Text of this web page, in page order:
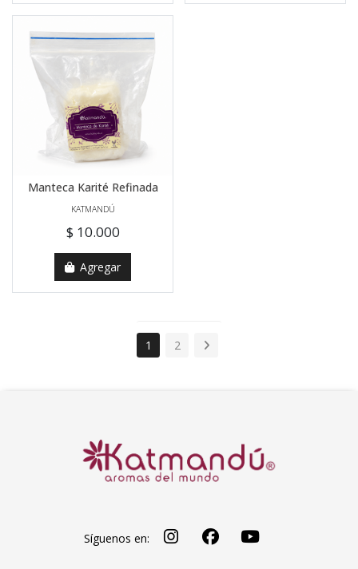
Manteca Karité Refinada
KATMANDÚ
$ 10.000
Agregar
1 2
Síguenos en: